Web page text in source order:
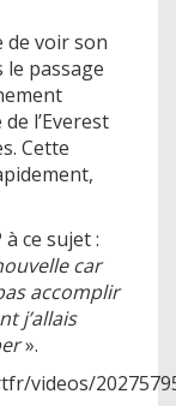
de voir son
le passage
l’Everest
Cette
ce sujet :
car
accomplir
j’allais
».
videos/